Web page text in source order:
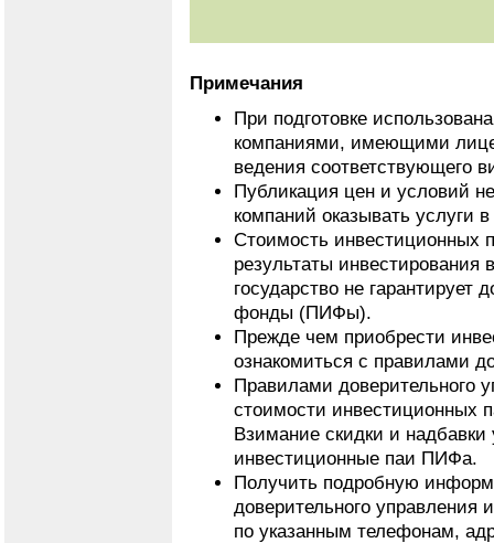
Примечания
При подготовке
компаниями, имеющими
ведения соответствующего
Публикация цен и условий
компаний оказывать услуги
Стоимость инвестиционных
результаты
государство не
фонды (ПИФы).
Прежде чем приобрести
ознакомиться с правилами
Правилами доверительного
стоимости инвестиционных
Взимание скидки и
инвестиционные паи ПИФа.
Получить подробную
доверительного
по указанным телефонам,